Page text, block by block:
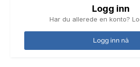
Logg inn
Har du allerede en konto?
Logg inn nå